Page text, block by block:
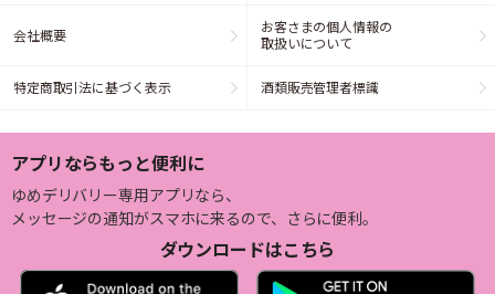
会社概要
お客さまの個人情報の
取扱いについて
特定商取引法に基づく表示 酒類販売管理者標識
アプリならもっと便利に
ゆめデリバリー専用アプリなら、
メッセージの通知がスマホに来るので、さらに便利。
ダウンロードはこちら